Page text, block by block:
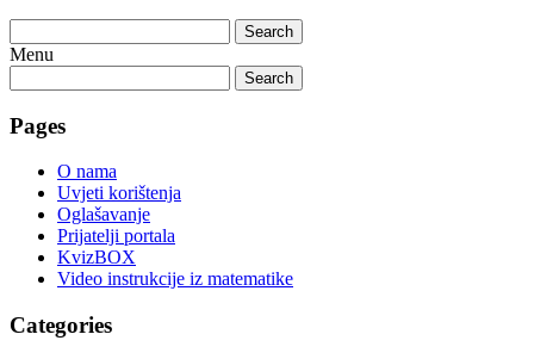
Search
Menu
Search
Pages
O nama
Uvjeti korištenja
Oglašavanje
Prijatelji portala
KvizBOX
Video instrukcije iz matematike
Categories